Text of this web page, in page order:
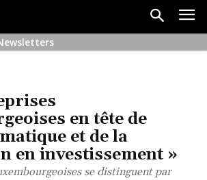
en tête de
et de la
en investissement »
se distinguent par